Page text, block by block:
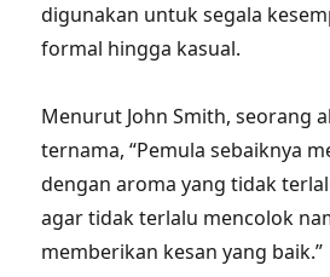
digunakan untuk segala
formal hingga kasual.
Menurut John Smith, seorang
ternama, “Pemula sebaiknya
dengan aroma yang tidak
agar tidak terlalu mencolok
memberikan kesan yang baik.”